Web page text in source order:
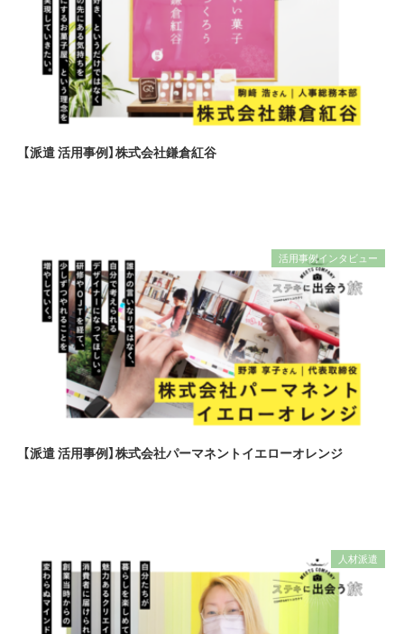
【派遣 活用事例】株式会社鎌倉紅谷
【派遣 活用事例】株式会社パーマネントイエローオレンジ
活用事例インタビュー
人材派遣